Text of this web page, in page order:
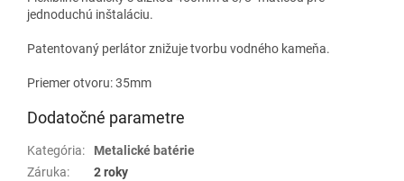
jednoduchú inštaláciu.
Patentovaný perlátor znižuje tvorbu vodného kameňa.
Priemer otvoru: 35mm
Dodatočné parametre
Kategória:
Metalické batérie
Záruka: 2 roky